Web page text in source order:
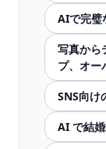
AIで完璧
写真から
プ、オー
SNS向け
AI で結